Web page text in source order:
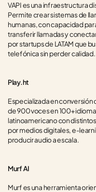
VAPI es una infraestructura
Permite crear sistemas de
humanas, con capacidad
transferir llamadas y
por startups de LATAM que
telefónica sin perder calidad.
Play.ht
Especializada en conversión
de 900 voces en 100+
latinoamericano con
por medios digitales, e-
producir audio a escala.
Murf AI
Murf es una herramienta